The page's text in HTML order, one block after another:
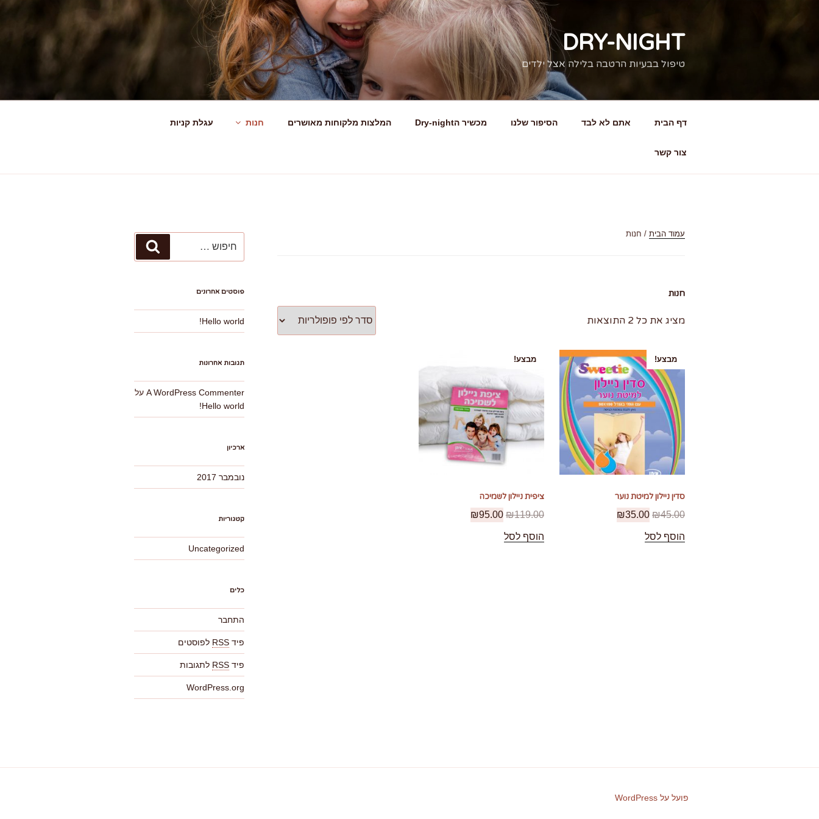
DRY-NIGHT
טיפול בבעיות הרטבה בלילה אצל ילדים
דף הבית אתם לא לבד הסיפור שלנו מכשיר הDry-night המלצות מלקוחות מאושרים חנות עגלת קניות
צור קשר
עמוד הבית / חנות
חנות
מציג את כל 2 התוצאות
מבצע!
סדין ניילון למיטת נוער
₪45.00
₪35.00
הוסף לסל
מבצע!
ציפית ניילון לשמיכה
₪119.00
₪95.00
הוסף לסל
פוסטים אחרונים
Hello world!
תגובות אחרונות
A WordPress Commenter על
Hello world!
ארכיון
נובמבר 2017
קטגוריות
Uncategorized
כלים
התחבר
פידRSS לפוסטים
פידRSS לתגובות
WordPress.org
פועל על WordPress